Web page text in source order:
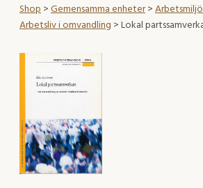
Shop>Gemensamma enheter>
Arbetsliv i omvandling > Lokal